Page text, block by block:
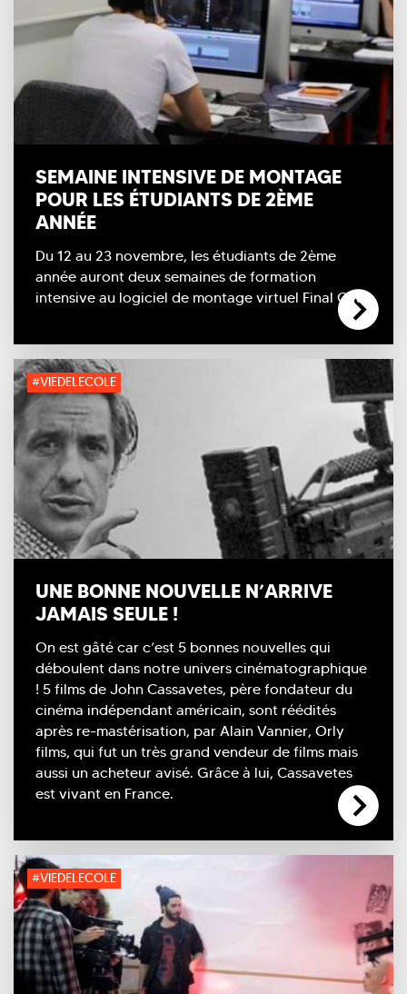
SEMAINE INTENSIVE DE MONTAGE
POUR LES ÉTUDIANTS DE 2ÈME
ANNÉE
Du 12 au 23 novembre, les étudiants de 2ème
année auront deux semaines de formation
intensive au logiciel de montage virtuel Final Cut.
#VIEDELECOLE
UNE BONNE NOUVELLE N’ARRIVE
JAMAIS SEULE !
On est gâté car c’est 5 bonnes nouvelles qui
déboulent dans notre univers cinématographique
! 5 films de John Cassavetes, père fondateur du
cinéma indépendant américain, sont réédités
après re-mastérisation, par Alain Vannier, Orly
films, qui fut un très grand vendeur de films mais
aussi un acheteur avisé. Grâce à lui, Cassavetes
est vivant en France.
#VIEDELECOLE